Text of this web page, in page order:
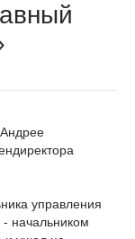
управления
начальником